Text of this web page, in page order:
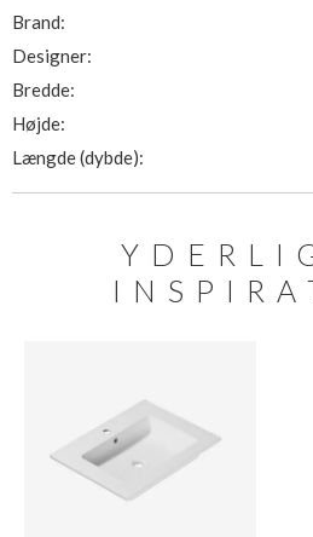
Brand:
Designer:
Bredde:
Højde:
Længde (dybde):